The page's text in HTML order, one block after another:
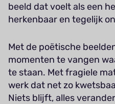
beeld dat voelt als een
herkenbaar en tegelijk
Met de poëtische
momenten te vangen
te staan. Met fragiele
werk dat net zo
Niets blijft, alles